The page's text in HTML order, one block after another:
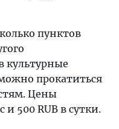
пунктов
культурные
прокатиться
Цены
500 RUB в сутки.